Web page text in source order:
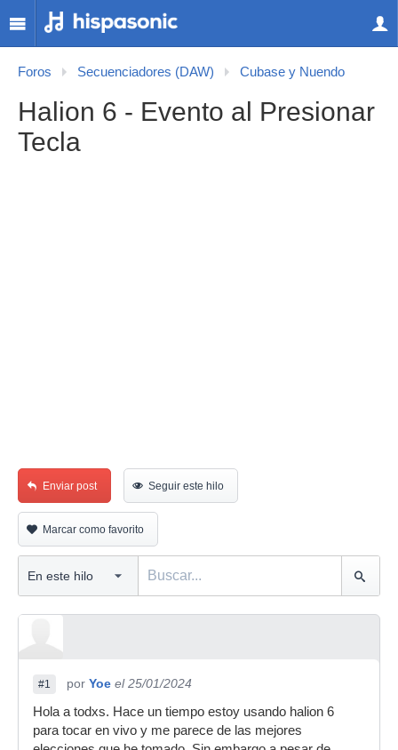
Foros Secuenciadores (DAW) Cubase y Nuendo
Halion 6 - Evento al Presionar
Tecla
Enviar post Seguir este hilo
Marcar como favorito
#1 por Yoe el 25/01/2024
Hola a todxs. Hace un tiempo estoy usando halion 6
para tocar en vivo y me parece de las mejores